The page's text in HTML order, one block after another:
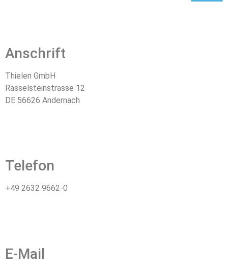
Anschrift
Thielen GmbH
Rasselsteinstrasse 12
DE 56626 Andernach
Telefon
+49 2632 9662-0
E-Mail